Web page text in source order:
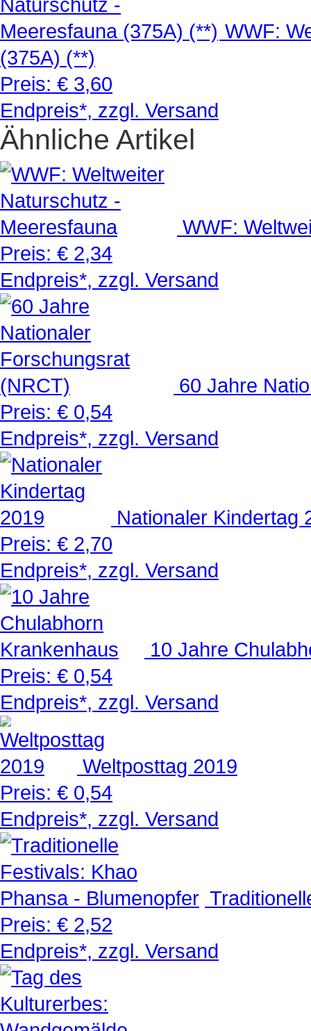
WWF:
(375A) (**)
Preis: € 3,60
Endpreis*, zzgl. Versand
Ähnliche Artikel
WWF:
Preis: € 2,34
Endpreis*, zzgl. Versand
60 Jahre
Preis: € 0,54
Endpreis*, zzgl. Versand
Nationaler Kindertag
Preis: € 2,70
Endpreis*, zzgl. Versand
10 Jahre
Preis: € 0,54
Endpreis*, zzgl. Versand
Weltposttag 2019
Preis: € 0,54
Endpreis*, zzgl. Versand
Preis: € 2,52
Endpreis*, zzgl. Versand